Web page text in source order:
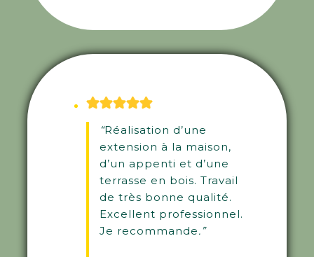
“Réalisation d’une
extension à la maison,
d’un appenti et d’une
terrasse en bois. Travail
de très bonne qualité.
Excellent professionnel.
Je recommande.”